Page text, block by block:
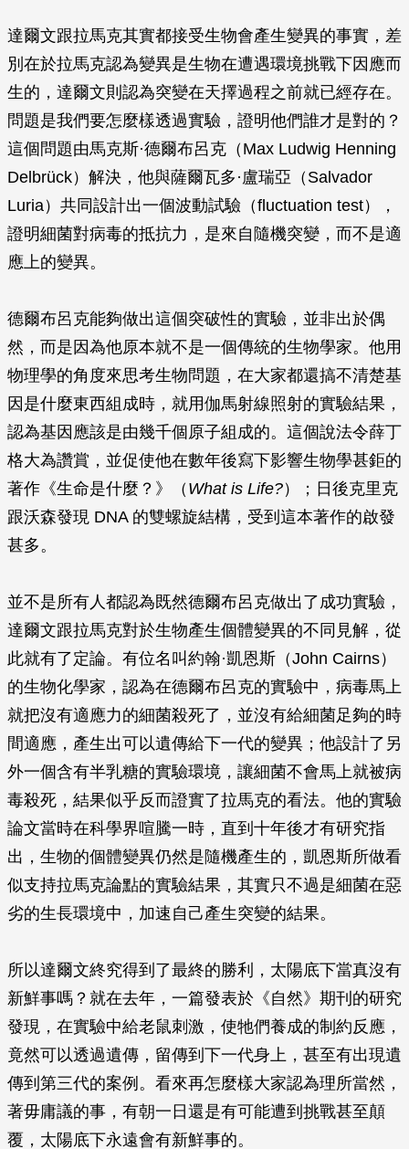
達爾文跟拉馬克其實都接受生物會產生變異的事實，差
別在於拉馬克認為變異是生物在遭遇環境挑戰下因應而
生的，達爾文則認為突變在天擇過程之前就已經存在。
問題是我們要怎麼樣透過實驗，證明他們誰才是對的？
這個問題由馬克斯·德爾布呂克（Max Ludwig Henning
Delbrück）解決，他與薩爾瓦多·盧瑞亞（Salvador
Luria）共同設計出一個波動試驗（fluctuation test），
證明細菌對病毒的抵抗力，是來自隨機突變，而不是適
應上的變異。
德爾布呂克能夠做出這個突破性的實驗，並非出於偶
然，而是因為他原本就不是一個傳統的生物學家。他用
物理學的角度來思考生物問題，在大家都還搞不清楚基
因是什麼東西組成時，就用伽馬射線照射的實驗結果，
認為基因應該是由幾千個原子組成的。這個說法令薛丁
格大為讚賞，並促使他在數年後寫下影響生物學甚鉅的
著作《生命是什麼？》（ What is Life?）；日後克里克
跟沃森發現 DNA 的雙螺旋結構，受到這本著作的啟發
甚多。
並不是所有人都認為既然德爾布呂克做出了成功實驗，
達爾文跟拉馬克對於生物產生個體變異的不同見解，從
此就有了定論。有位名叫約翰·凱恩斯（John Cairns）
的生物化學家，認為在德爾布呂克的實驗中，病毒馬上
就把沒有適應力的細菌殺死了，並沒有給細菌足夠的時
間適應，產生出可以遺傳給下一代的變異；他設計了另
外一個含有半乳糖的實驗環境，讓細菌不會馬上就被病
毒殺死，結果似乎反而證實了拉馬克的看法。他的實驗
論文當時在科學界喧騰一時，直到十年後才有研究指
出，生物的個體變異仍然是隨機產生的，凱恩斯所做看
似支持拉馬克論點的實驗結果，其實只不過是細菌在惡
劣的生長環境中，加速自己產生突變的結果。
所以達爾文終究得到了最終的勝利，太陽底下當真沒有
新鮮事嗎？就在去年，一篇發表於《自然》期刊的研究
發現，在實驗中給老鼠刺激，使牠們養成的制約反應，
竟然可以透過遺傳，留傳到下一代身上，甚至有出現遺
傳到第三代的案例。看來再怎麼樣大家認為理所當然，
著毋庸議的事，有朝一日還是有可能遭到挑戰甚至顛
覆，太陽底下永遠會有新鮮事的。